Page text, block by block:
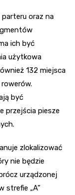
oraz na
ich być
użytkowa
132 miejsca
być
przejścia piesze
zlokalizować
nie będzie
urządzonej
strefie „A”